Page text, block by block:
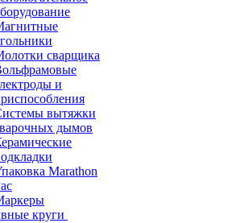
сварщика
и
вытяжки
дымов
Marathon
круги